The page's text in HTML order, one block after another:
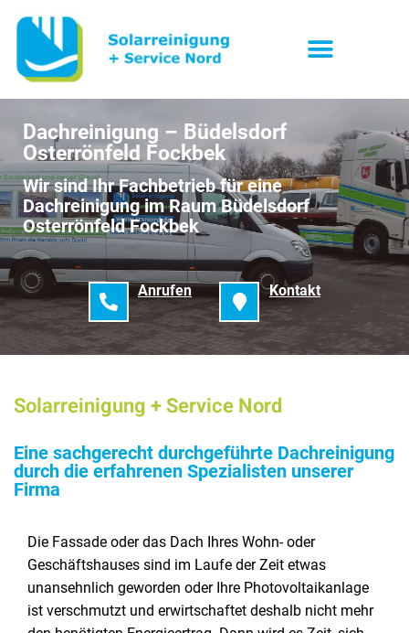
Dachreinigung – Büdelsdorf
Osterrönfeld Fockbek
Wir sind Ihr Fachbetrieb für eine
Dachreinigung im Raum Büdelsdorf
Osterrönfeld Fockbek
Anrufen Kontakt
Solarreinigung + Service Nord
Eine sachgerecht durchgeführte Dachreinigung
durch die erfahrenen Spezialisten unserer
Firma
Die Fassade oder das Dach Ihres Wohn- oder
Geschäftshauses sind im Laufe der Zeit etwas
unansehnlich geworden oder Ihre Photovoltaikanlage
ist verschmutzt und erwirtschaftet deshalb nicht mehr